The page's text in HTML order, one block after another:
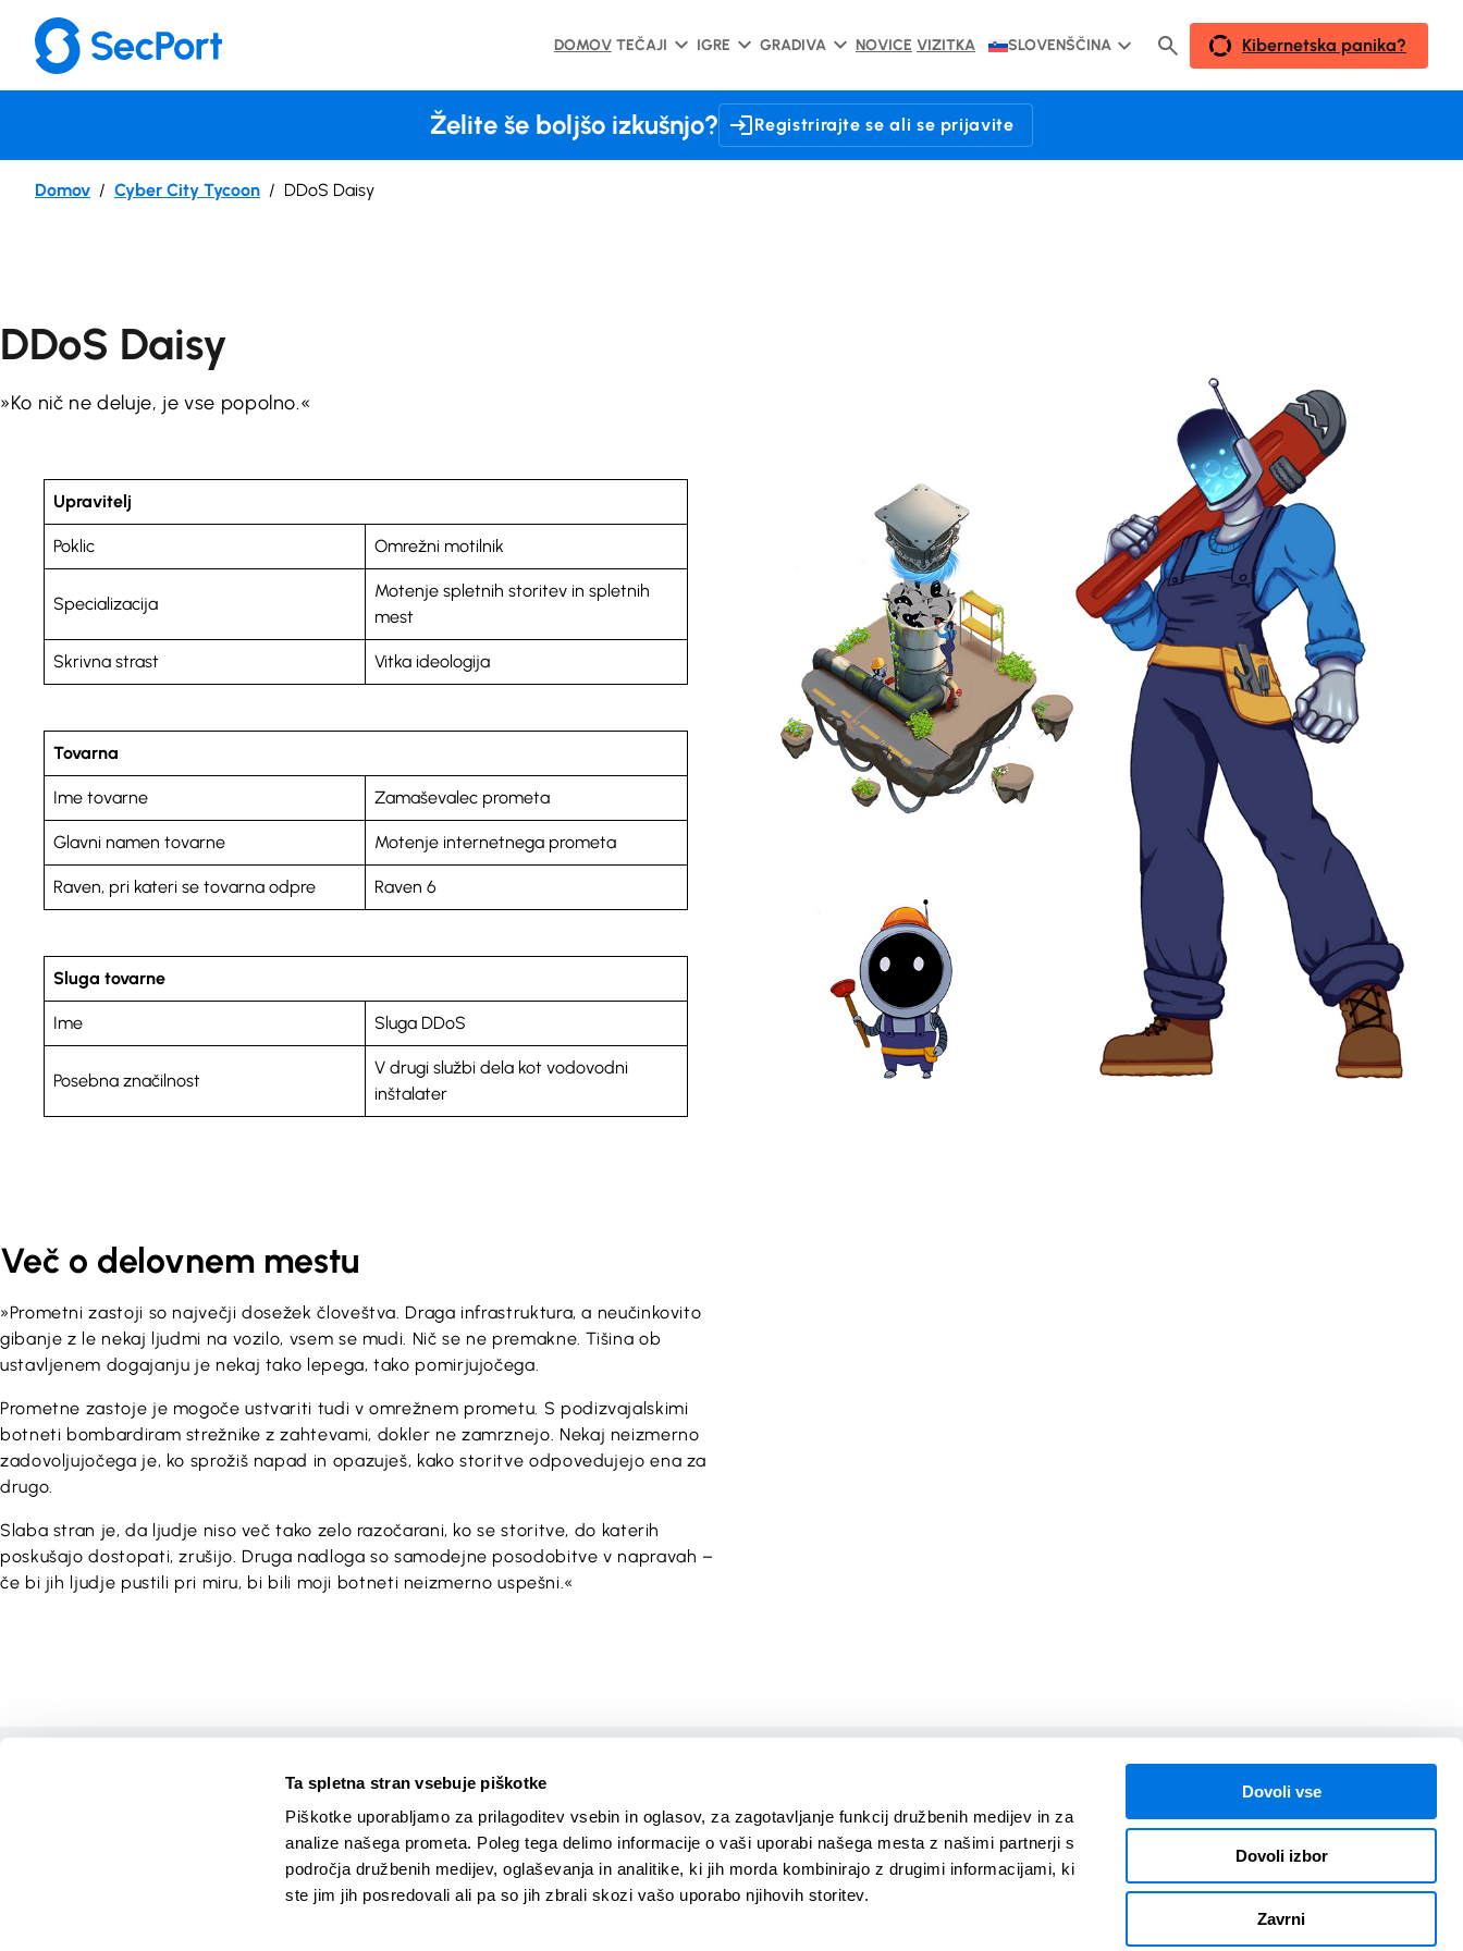
Ta spletna stran vsebuje piškotke
Piškotke uporabljamo za prilagoditev vsebin in oglasov, za zagotavljanje funkcij družbenih medijev in za
analize našega prometa. Poleg tega delimo informacije o vaši uporabi našega mesta z našimi partnerji s
področja družbenih medijev, oglaševanja in analitike, ki jih morda kombinirajo z drugimi informacijami, ki
ste jim jih posredovali ali pa so jih zbrali skozi vašo uporabo njihovih storitev.
Dovoli vse
Dovoli izbor
Zavrni
vsebino
DOMOV TEČAJI IGRE GRADIVA NOVICE VIZITKA SLOVENŠČINA Kibernetska panika?
Želite še boljšo izkušnjo? Registrirajte se ali se prijavite
Domov Cyber City Tycoon DDoS Daisy
DDoS Daisy
»Ko nič ne deluje, je vse popolno.«
Upravitelj
Poklic Omrežni motilnik
Specializacija
Motenje spletnih storitev in spletnih
mest
Skrivna strast Vitka ideologija
Tovarna
Ime tovarne Zamaševalec prometa
Glavni namen tovarne Motenje internetnega prometa
Raven, pri kateri se tovarna odpre Raven 6
Sluga tovarne
Ime Sluga DDoS
Posebna značilnost
V drugi službi dela kot vodovodni
inštalater
Več o delovnem mestu
»Prometni zastoji so največji dosežek človeštva. Draga infrastruktura, a neučinkovito
gibanje z le nekaj ljudmi na vozilo, vsem se mudi. Nič se ne premakne. Tišina ob
ustavljenem dogajanju je nekaj tako lepega, tako pomirjujočega.
Prometne zastoje je mogoče ustvariti tudi v omrežnem prometu. S podizvajalskimi
botneti bombardiram strežnike z zahtevami, dokler ne zamrznejo. Nekaj neizmerno
zadovoljujočega je, ko sprožiš napad in opazuješ, kako storitve odpovedujejo ena za
drugo.
Slaba stran je, da ljudje niso več tako zelo razočarani, ko se storitve, do katerih
poskušajo dostopati, zrušijo. Druga nadloga so samodejne posodobitve v napravah –
če bi jih ljudje pustili pri miru, bi bili moji botneti neizmerno uspešni.«
Domov
Igre
Gradiva
Novice
Vizitka
linkedin.com/company/cyber-